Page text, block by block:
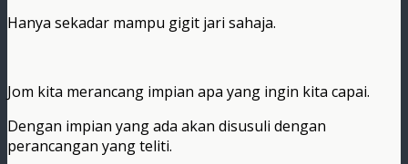
Hanya sekadar mampu gigit jari sahaja.
Jom kita merancang impian apa yang ingin kita capai.
Dengan impian yang ada akan disusuli dengan
perancangan yang teliti.